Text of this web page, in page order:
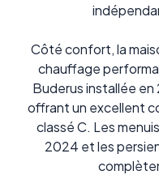
Côté confort, la
chauffage
Buderus installée en
offrant un excellent
classé C. Les
2024 et les